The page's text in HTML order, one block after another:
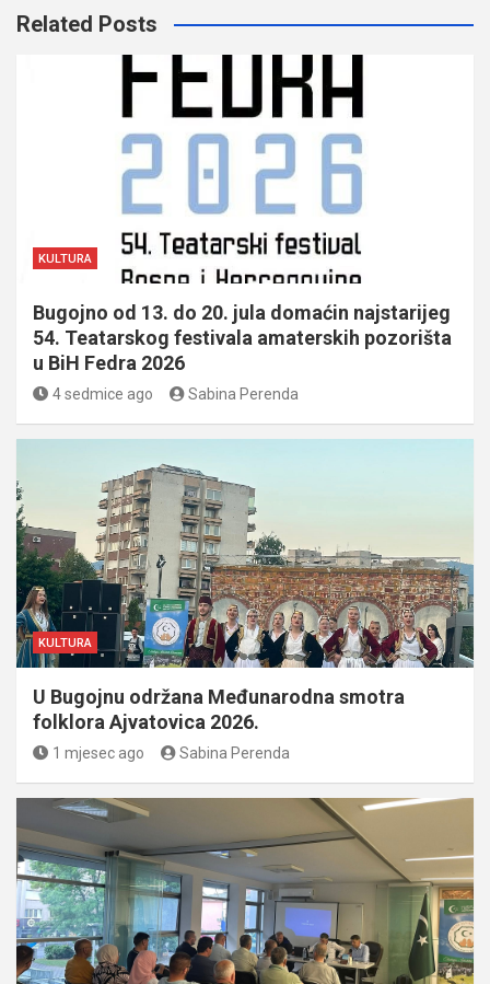
Related Posts
KULTURA
Bugojno od 13. do 20. jula domaćin najstarijeg
54. Teatarskog festivala amaterskih pozorišta
u BiH Fedra 2026
4 sedmice ago Sabina Perenda
KULTURA
U Bugojnu održana Međunarodna smotra
folklora Ajvatovica 2026.
1 mjesec ago Sabina Perenda